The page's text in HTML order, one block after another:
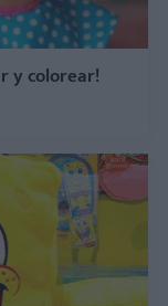
y colorear!